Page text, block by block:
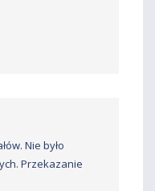
Nie było
Przekazanie